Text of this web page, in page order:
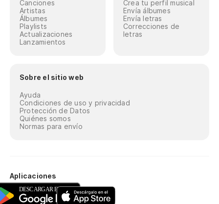
Canciones
Artistas
Álbumes
Playlists
Actualizaciones
Lanzamientos
Crea tu perfil musical
Envía álbumes
Envía letras
Correcciones de
letras
Sobre el sitio web
Ayuda
Condiciones de uso y privacidad
Protección de Datos
Quiénes somos
Normas para envío
Aplicaciones